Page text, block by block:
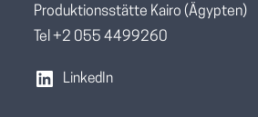
Produktionsstätte Kairo (Ägypten)
Tel +2 055 4499260
LinkedIn